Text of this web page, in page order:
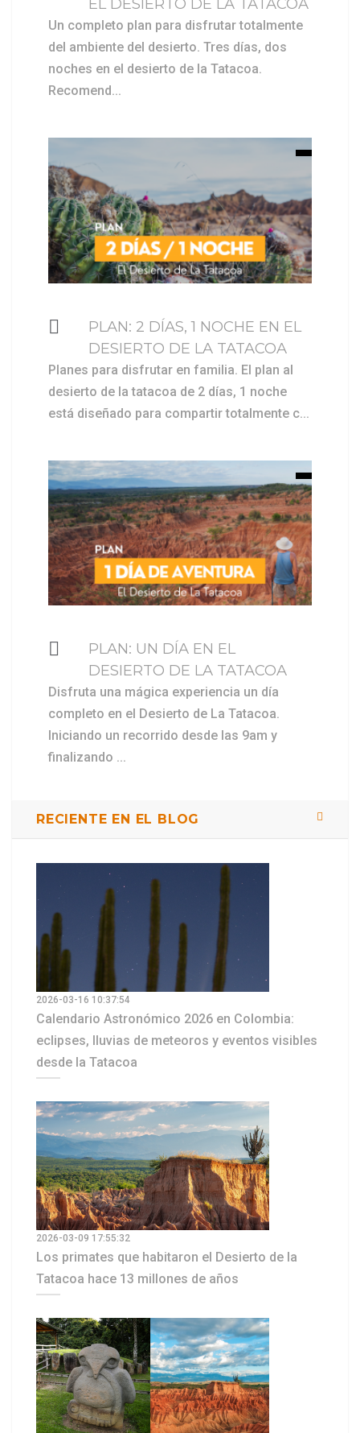
Un completo plan para disfrutar totalmente
del ambiente del desierto. Tres días, dos
noches en el desierto de la Tatacoa.
Recomend...
$ 309000
PLAN: 2 DÍAS, 1 NOCHE EN EL
DESIERTO DE LA TATACOA
Planes para disfrutar en familia. El plan al
desierto de la tatacoa de 2 días, 1 noche
está diseñado para compartir totalmente c...
$ 159000
PLAN: UN DÍA EN EL
DESIERTO DE LA TATACOA
Disfruta una mágica experiencia un día
completo en el Desierto de La Tatacoa.
Iniciando un recorrido desde las 9am y
finalizando ...
RECIENTE EN EL BLOG
2026-03-16 10:37:54
Calendario Astronómico 2026 en Colombia:
eclipses, lluvias de meteoros y eventos visibles
desde la Tatacoa
2026-03-09 17:55:32
Los primates que habitaron el Desierto de la
Tatacoa hace 13 millones de años